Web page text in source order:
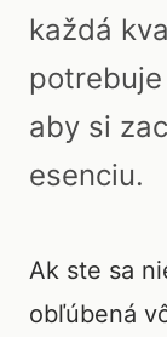
každá
aby si
esenciu.
Ak ste sa
obľúbená